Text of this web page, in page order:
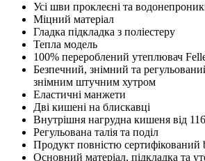
Усі шви проклеєні та
Міцний матеріал
Гладка підкладка з поліестеру
Тепла модель
100% перероблений утеплювач
Безпечний, знімний та
знімним штучним хутром
Еластичні манжети
Дві кишені на блискавці
Внутрішня нагрудна кишеня від
Регульована талія та поділ
Продукт повністю сертифікований
Основний матеріал, підкладка та